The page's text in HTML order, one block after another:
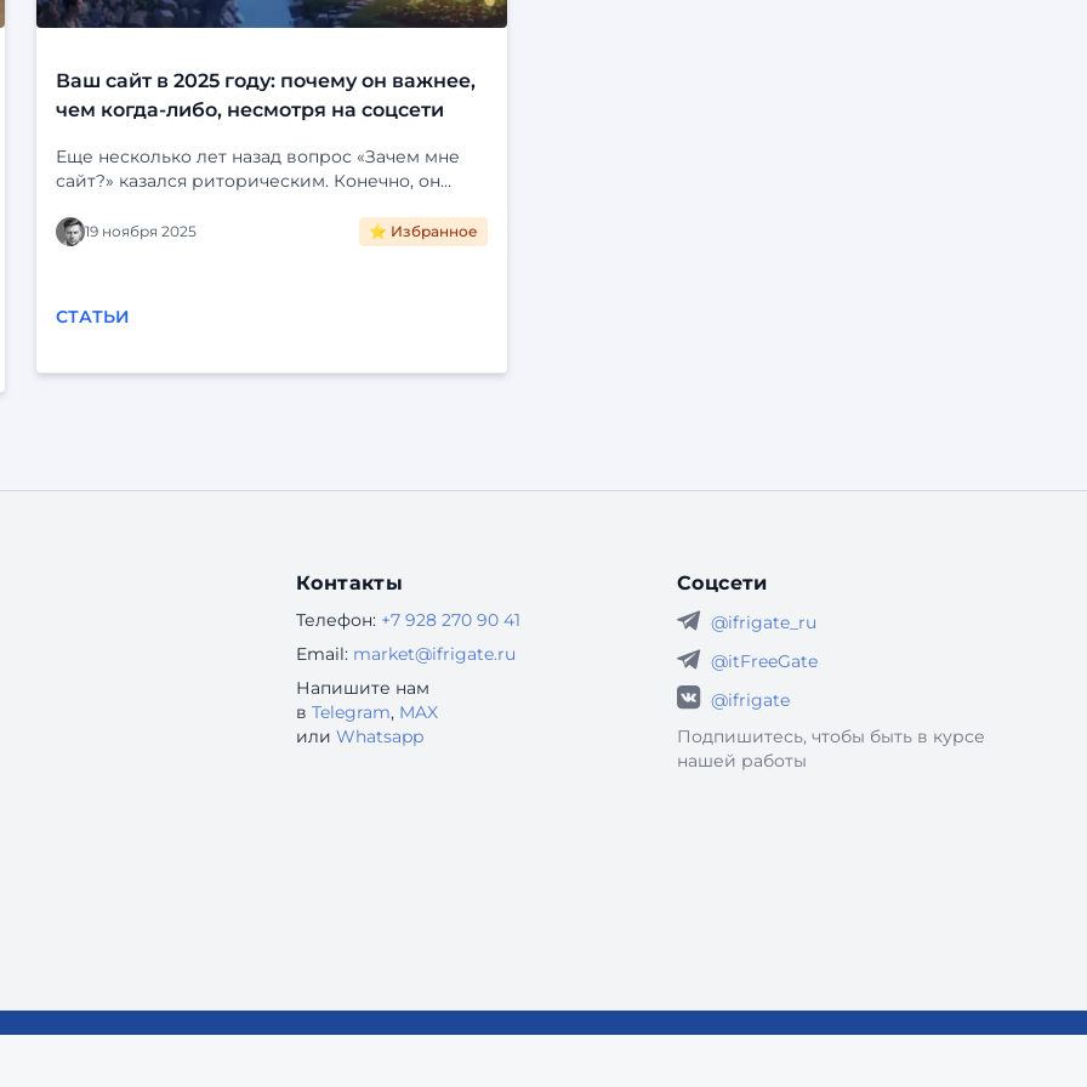
Ваш сайт в 2025 году: почему он важнее,
чем когда-либо, несмотря на соцсети
Еще несколько лет назад вопрос «Зачем мне
сайт?» казался риторическим. Конечно, он
портфолио специалиста. Но затем мир
погрузился в социальные сети. Instagram*,
создавать отдельный сайт, если можно завести
посты, общаться с клиентами и даже продавать
собственного сайта — это ...
19 ноября 2025 ⭐ Избранное
СТАТЬИ
Контакты
Телефон: +7 928 270 90 41
Email: market@ifrigate.ru
Напишите нам
в Telegram, MAX
или Whatsapp
Соцсети
@ifrigate_ru
@itFreeGate
@ifrigate
Подпишитесь, чтобы быть в курсе
нашей работы